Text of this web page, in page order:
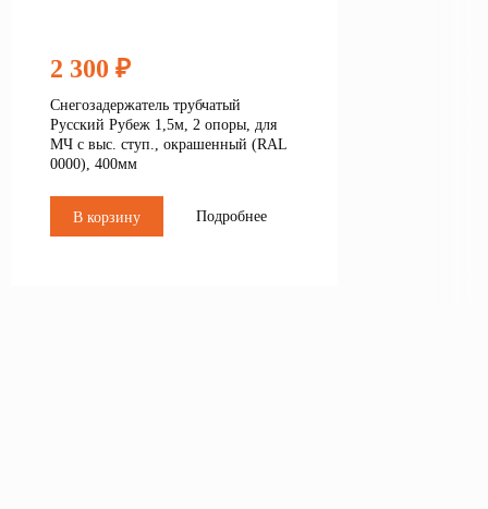
2 300 ₽
Снегозадержатель трубчатый
Русский Рубеж 1,5м, 2 опоры, для
МЧ с выс. ступ., окрашенный (RAL
0000), 400мм
В корзину Подробнее